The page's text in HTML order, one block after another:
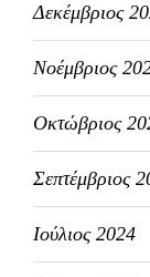
Δεκέμβριος
Νοέμβριος
Οκτώβριος
Σεπτέμβριος
Ιούλιος 2024